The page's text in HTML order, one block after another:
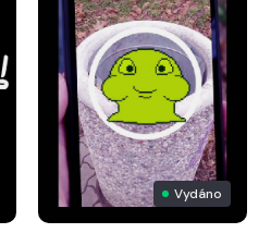
Vydáno